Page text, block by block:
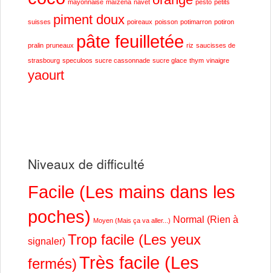
mayonnaise maïzena navet pesto petits
suisses piment doux poireaux poisson potimarron potiron
pralin pruneaux pâte feuilletée riz saucisses de
strasbourg speculoos sucre cassonnade sucre glace thym vinaigre
yaourt
Niveaux de difficulté
Facile (Les mains dans les
poches) Moyen (Mais ça va aller...) Normal (Rien à
signaler) Trop facile (Les yeux
fermés)Très facile (Les